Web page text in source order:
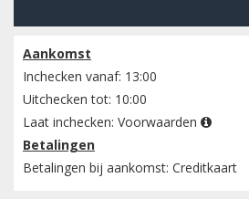
Aankomst
Inchecken vanaf: 13:00
Uitchecken tot: 10:00
Laat inchecken: Voorwaarden
Betalingen
Betalingen bij aankomst: Creditkaart